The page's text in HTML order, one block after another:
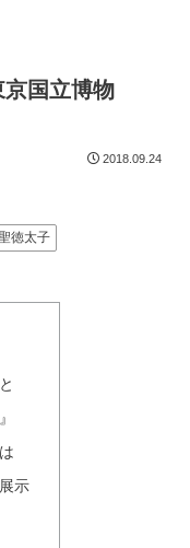
京国立博物
2018.09.24
徳太子
示